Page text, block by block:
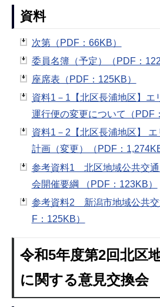
資料
次第（PDF：66KB）
委員名簿（予定）（PDF：
座席表（PDF：125KB）
資料1－1【北区長浦地区】エ
運行便の変更について（PDF
資料1－2【北区長浦地区】
計画（変更）（PDF：1,274KB
参考資料1 北区地域公共交通
会開催要綱 （PDF：123KB）
参考資料2 新潟市地域公共
F：125KB）
令和5年度第2回北区
に関する意見交換会